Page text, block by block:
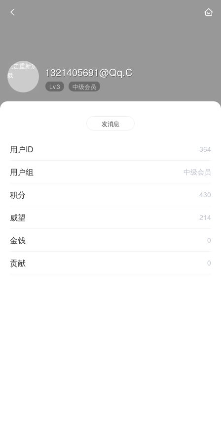
点击重新加
载
1321405691@qq.c
Lv.3 中级会员
发消息
用户ID 364
用户组 中级会员
积分 430
威望 214
金钱 0
贡献 0